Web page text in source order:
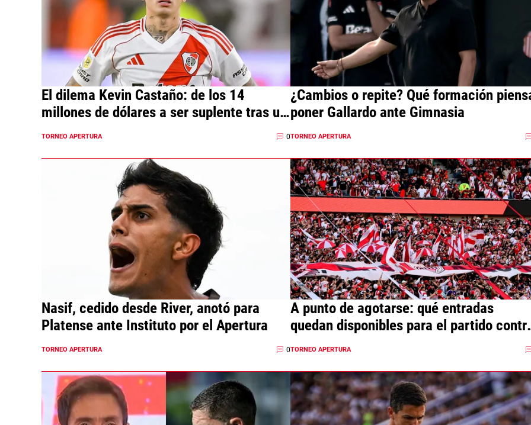
El dilema Kevin Castaño: de los 14
millones de dólares a ser suplente tras un
2025 a los tumbos
TORNEO APERTURA 0
¿Cambios o repite? Qué formación
poner Gallardo ante Gimnasia
TORNEO APERTURA
Nasif, cedido desde River, anotó para
Platense ante Instituto por el Apertura
TORNEO APERTURA 0
A punto de agotarse: qué entradas
quedan disponibles para el partido
Gimnasia
TORNEO APERTURA